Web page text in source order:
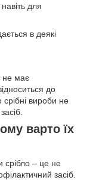
для
в деякі
не має
до
вироби не
варто їх
срібло – це не
засіб.